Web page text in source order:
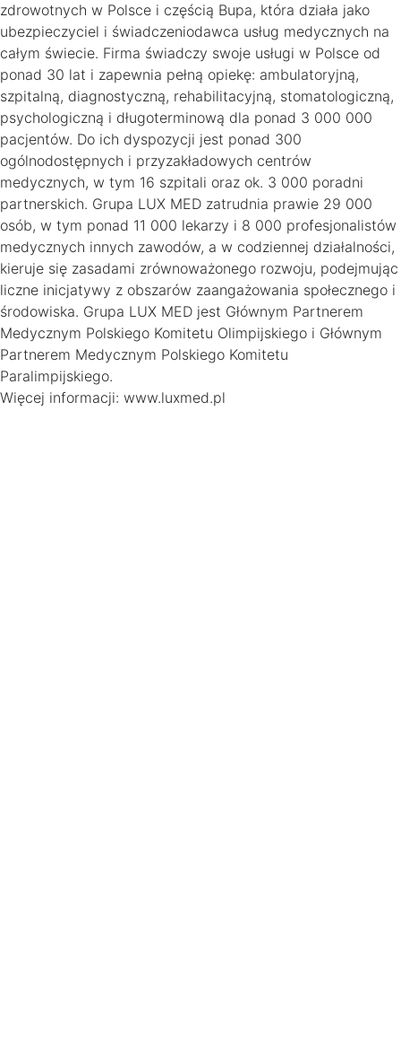
zdrowotnych w Polsce i częścią Bupa, która działa jako
ubezpieczyciel i świadczeniodawca usług medycznych na
całym świecie. Firma świadczy swoje usługi w Polsce od
ponad 30 lat i zapewnia pełną opiekę: ambulatoryjną,
szpitalną, diagnostyczną, rehabilitacyjną, stomatologiczną,
psychologiczną i długoterminową dla ponad 3 000 000
pacjentów. Do ich dyspozycji jest ponad 300
ogólnodostępnych i przyzakładowych centrów
medycznych, w tym 16 szpitali oraz ok. 3 000 poradni
partnerskich. Grupa LUX MED zatrudnia prawie 29 000
osób, w tym ponad 11 000 lekarzy i 8 000 profesjonalistów
medycznych innych zawodów, a w codziennej działalności,
kieruje się zasadami zrównoważonego rozwoju, podejmując
liczne inicjatywy z obszarów zaangażowania społecznego i
środowiska. Grupa LUX MED jest Głównym Partnerem
Medycznym Polskiego Komitetu Olimpijskiego i Głównym
Partnerem Medycznym Polskiego Komitetu
Paralimpijskiego.
Więcej informacji: www.luxmed.pl